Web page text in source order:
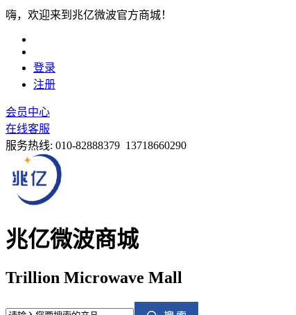
嗨，欢迎来到兆亿微波官方商城！
登录
注册
会员中心
在线客服
服务热线: 010-82888379 13718660290
兆亿微波商城
Trillion Microwave Mall